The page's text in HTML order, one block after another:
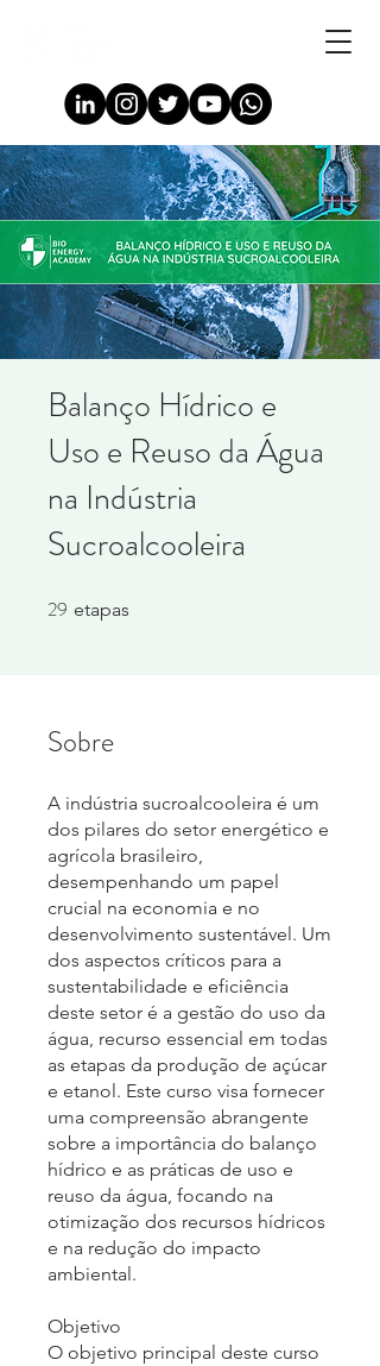
Balanço Hídrico e
Uso e Reuso da Água
na Indústria
Sucroalcooleira
29 etapas
Sobre
A indústria sucroalcooleira é um
dos pilares do setor energético e
agrícola brasileiro,
desempenhando um papel
crucial na economia e no
desenvolvimento sustentável. Um
dos aspectos críticos para a
sustentabilidade e eficiência
deste setor é a gestão do uso da
água, recurso essencial em todas
as etapas da produção de açúcar
e etanol. Este curso visa fornecer
uma compreensão abrangente
sobre a importância do balanço
hídrico e as práticas de uso e
reuso da água, focando na
otimização dos recursos hídricos
e na redução do impacto
ambiental.
Objetivo
O objetivo principal deste curso